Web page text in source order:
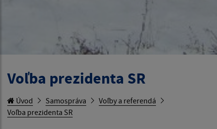
Voľba prezidenta SR
Úvod Samospráva
Voľby a referendá
Voľba prezidenta SR